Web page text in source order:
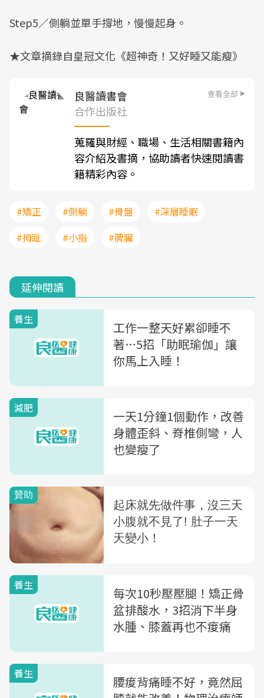
Step5／側躺並單手撐地，慢慢起身。
★文章摘錄自皇冠文化《超神奇！又好睡又能瘦》
良醫讀書會 查看全部
合作出版社
蒐羅與財經、職場、生活相關書籍內
容介紹及書摘，協助讀者快速閱讀書
籍精彩內容。
#矯正 #側躺 #骨盤
#深層睡眠
#拇趾
#小指 #脾臟
延伸閱讀
養生
工作一整天好累卻睡不
著…5招「助眠瑜伽」讓
你馬上入睡！
減肥
一天1分鐘1個動作，改善
身體歪斜、脊椎側彎，人
也變瘦了
養生
每次10秒壓壓腿！矯正骨
盆排酸水，3招消下半身
水腫、膝蓋再也不痠痛
養生
腰痠背痛睡不好，竟然屈